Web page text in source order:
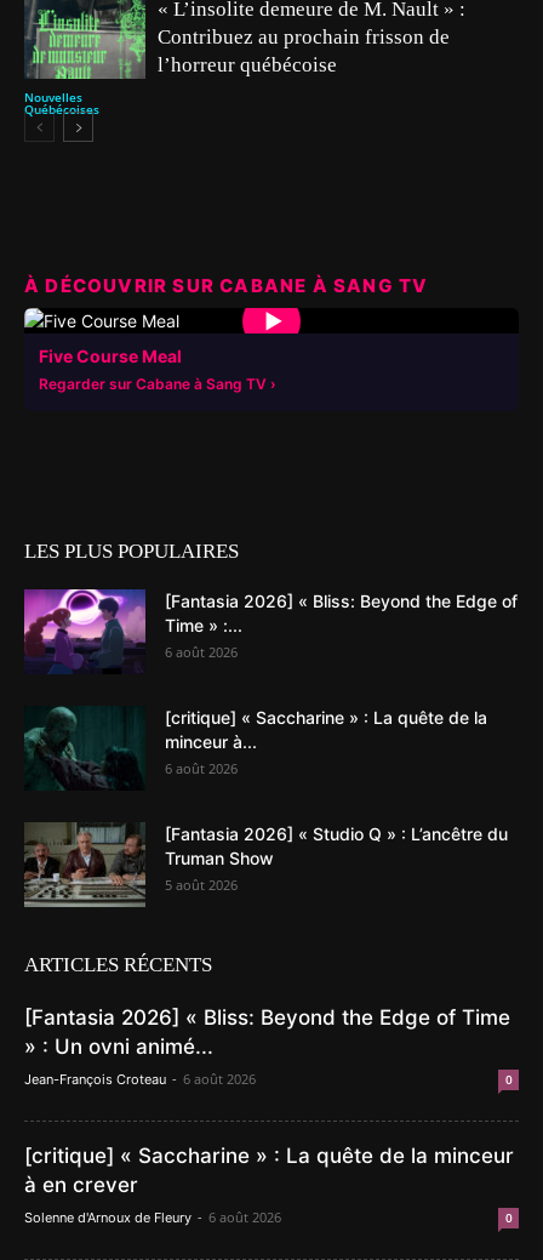
Nouvelles
Québécoises
« L’insolite demeure de M. Nault » :
Contribuez au prochain frisson de
l’horreur québécoise
À DÉCOUVRIR SUR CABANE À SANG TV
▶
Five Course Meal
Regarder sur Cabane à Sang TV
LES PLUS POPULAIRES
[Fantasia 2026] « Bliss: Beyond the Edge of
Time » :...
6 août 2026
[critique] « Saccharine » : La quête de la
minceur à...
6 août 2026
[Fantasia 2026] « Studio Q » : L’ancêtre du
Truman Show
5 août 2026
ARTICLES RÉCENTS
[Fantasia 2026] « Bliss: Beyond the Edge of Time
» : Un ovni animé...
Jean-François Croteau - 6 août 2026 0
[critique] « Saccharine » : La quête de la minceur
à en crever
Solenne d'Arnoux de Fleury - 6 août 2026 0